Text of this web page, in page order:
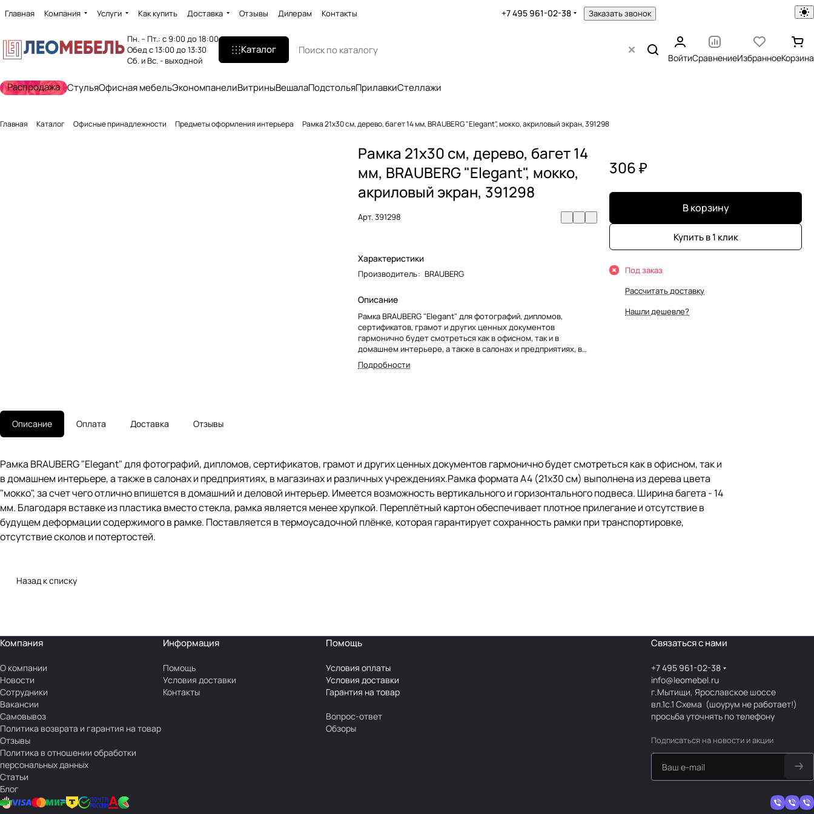
Главная Компания Услуги Как купить Доставка Отзывы Дилерам Контакты +7 495 961-02-38 Заказать звонок
Пн. – Пт.: с 9:00 до 18:00
Обед с 13:00 до 13:30
Сб. и Вс. - выходной
Каталог
ВойтиСравнениеИзбранноеКорзина
Распродажа СтульяОфисная мебельЭкономпанелиВитриныВешалаПодстольяПрилавкиСтеллажи
Главная Каталог Офисные принадлежности Предметы оформления интерьера Рамка 21х30 см, дерево, багет 14 мм, BRAUBERG "Elegant", мокко, акриловый экран, 391298
Рамка 21х30 см, дерево, багет 14
мм, BRAUBERG "Elegant", мокко,
акриловый экран, 391298
Арт.391298
Характеристики
Производитель: BRAUBERG
Описание
Рамка BRAUBERG "Elegant" для фотографий, дипломов,
сертификатов, грамот и других ценных документов
гармонично будет смотреться как в офисном, так и в
домашнем интерьере, а также в салонах и предприятиях, в
магазинах и различных учреждениях.Рамка формата А4 (21х30
см) выполнена из дерева цвета "мокко", за счет чего отлично
потертостей.
Подробности
306 ₽
В корзину
Купить в 1 клик
Под заказ
Рассчитать доставку
Нашли дешевле?
Описание Оплата Доставка Отзывы
Рамка BRAUBERG "Elegant" для фотографий, дипломов, сертификатов, грамот и других ценных документов гармонично будет смотреться как в офисном, так и
в домашнем интерьере, а также в салонах и предприятиях, в магазинах и различных учреждениях.Рамка формата А4 (21х30 см) выполнена из дерева цвета
"мокко", за счет чего отлично впишется в домашний и деловой интерьер. Имеется возможность вертикального и горизонтального подвеса. Ширина багета - 14
мм. Благодаря вставке из пластика вместо стекла, рамка является менее хрупкой. Переплётный картон обеспечивает плотное прилегание и отсутствие в
будущем деформации содержимого в рамке. Поставляется в термоусадочной плёнке, которая гарантирует сохранность рамки при транспортировке,
отсутствие сколов и потертостей.
Назад к списку
Компания
О компании
Новости
Сотрудники
Вакансии
Самовывоз
Политика возврата и гарантия на товар
Отзывы
Политика в отношении обработки
персональных данных
Статьи
Блог
Информация
Помощь
Условия доставки
Контакты
Помощь
Условия оплаты
Условия доставки
Гарантия на товар
Вопрос-ответ
Обзоры
Связаться с нами
+7 495 961-02-38
info@leomebel.ru
г.Мытищи, Ярославское шоссе
вл.1с.1Схема (шоурум не работает!)
просьба уточнять по телефону
Подписаться на новости и акции